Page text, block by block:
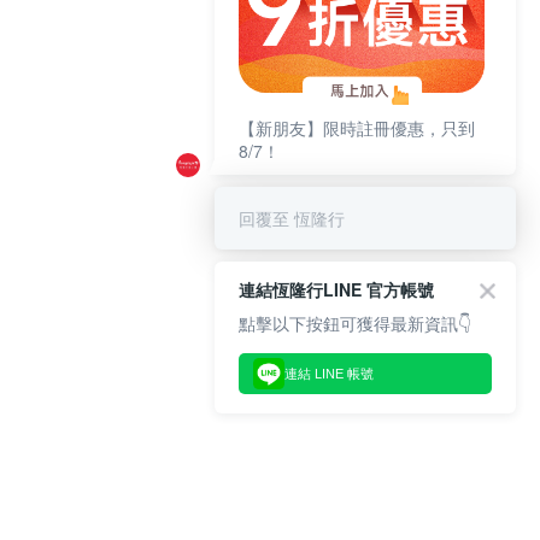
【新朋友】限時註冊優惠，只到
8/7！
回覆至 恆隆行
連結恆隆行LINE 官方帳號
點擊以下按鈕可獲得最新資訊👇
連結 LINE 帳號